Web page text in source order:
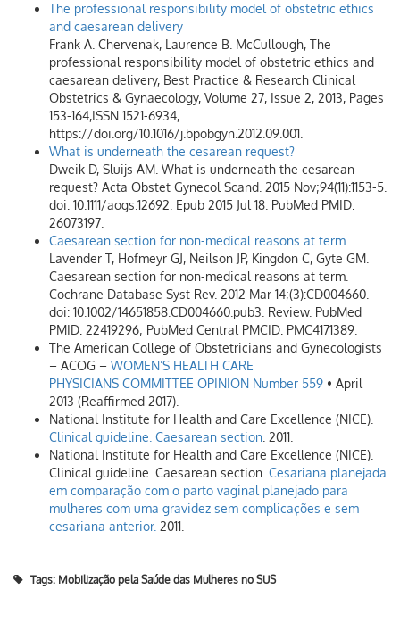
The professional responsibility model of obstetric ethics
and caesarean delivery
Frank A. Chervenak, Laurence B. McCullough, The
professional responsibility model of obstetric ethics and
caesarean delivery, Best Practice & Research Clinical
Obstetrics & Gynaecology, Volume 27, Issue 2, 2013, Pages
153-164,ISSN 1521-6934,
https://doi.org/10.1016/j.bpobgyn.2012.09.001.
What is underneath the cesarean request?
Dweik D, Sluijs AM. What is underneath the cesarean
request? Acta Obstet Gynecol Scand. 2015 Nov;94(11):1153-5.
doi: 10.1111/aogs.12692. Epub 2015 Jul 18. PubMed PMID:
26073197.
Caesarean section for non-medical reasons at term.
Lavender T, Hofmeyr GJ, Neilson JP, Kingdon C, Gyte GM.
Caesarean section for non-medical reasons at term.
Cochrane Database Syst Rev. 2012 Mar 14;(3):CD004660.
doi: 10.1002/14651858.CD004660.pub3. Review. PubMed
PMID: 22419296; PubMed Central PMCID: PMC4171389.
The American College of Obstetricians and Gynecologists
– ACOG – WOMEN’S HEALTH CARE
PHYSICIANS COMMITTEE OPINION Number 559 • April
2013 (Reaffirmed 2017).
National Institute for Health and Care Excellence (NICE).
Clinical guideline. Caesarean section . 2011.
National Institute for Health and Care Excellence (NICE).
Clinical guideline. Caesarean section. Cesariana planejada
em comparação com o parto vaginal planejado para
mulheres com uma gravidez sem complicações e sem
cesariana anterior. 2011.
Tags: Mobilização pela Saúde das Mulheres no SUS